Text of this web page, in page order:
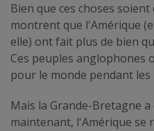
Bien que ces choses
montrent que l'Amérique
elle) ont fait plus de bien
Ces peuples anglophones
pour le monde pendant
Mais la Grande-Bretagne
maintenant, l'Amérique se